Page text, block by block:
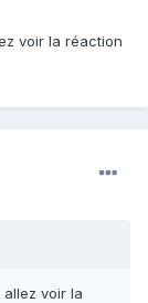
voir la réaction
voir la